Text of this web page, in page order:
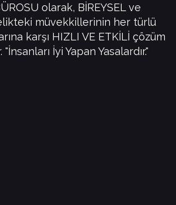
olarak, BİREYSEL ve
müvekkillerinin her türlü
karşı HIZLI VE ETKİLİ çözüm
İyi Yapan Yasalardır."